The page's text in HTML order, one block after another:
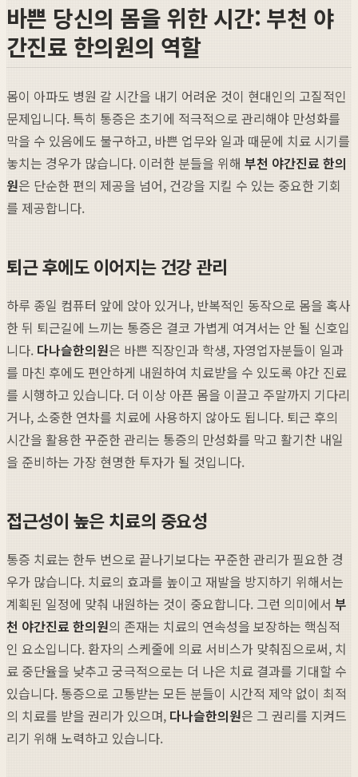
바쁜 당신의 몸을 위한 시간: 부천 야
간진료 한의원의 역할
몸이 아파도 병원 갈 시간을 내기 어려운 것이 현대인의 고질적인
문제입니다. 특히 통증은 초기에 적극적으로 관리해야 만성화를
막을 수 있음에도 불구하고, 바쁜 업무와 일과 때문에 치료 시기를
놓치는 경우가 많습니다. 이러한 분들을 위해 부천 야간진료 한의
원은 단순한 편의 제공을 넘어, 건강을 지킬 수 있는 중요한 기회
를 제공합니다.
퇴근 후에도 이어지는 건강 관리
하루 종일 컴퓨터 앞에 앉아 있거나, 반복적인 동작으로 몸을 혹사
한 뒤 퇴근길에 느끼는 통증은 결코 가볍게 여겨서는 안 될 신호입
니다. 다나슬한의원은 바쁜 직장인과 학생, 자영업자분들이 일과
를 마친 후에도 편안하게 내원하여 치료받을 수 있도록 야간 진료
를 시행하고 있습니다. 더 이상 아픈 몸을 이끌고 주말까지 기다리
거나, 소중한 연차를 치료에 사용하지 않아도 됩니다. 퇴근 후의
시간을 활용한 꾸준한 관리는 통증의 만성화를 막고 활기찬 내일
을 준비하는 가장 현명한 투자가 될 것입니다.
접근성이 높은 치료의 중요성
통증 치료는 한두 번으로 끝나기보다는 꾸준한 관리가 필요한 경
우가 많습니다. 치료의 효과를 높이고 재발을 방지하기 위해서는
계획된 일정에 맞춰 내원하는 것이 중요합니다. 그런 의미에서 부
천 야간진료 한의원의 존재는 치료의 연속성을 보장하는 핵심적
인 요소입니다. 환자의 스케줄에 의료 서비스가 맞춰짐으로써, 치
료 중단율을 낮추고 궁극적으로는 더 나은 치료 결과를 기대할 수
있습니다. 통증으로 고통받는 모든 분들이 시간적 제약 없이 최적
의 치료를 받을 권리가 있으며, 다나슬한의원은 그 권리를 지켜드
리기 위해 노력하고 있습니다.